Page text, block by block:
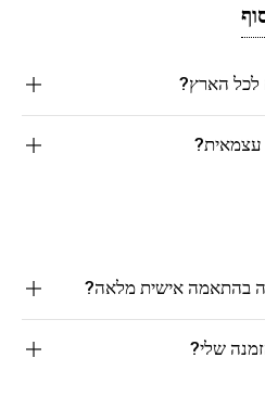
הארץ?
עצמאית?
בהתאמה אישית מלאה?
שלי?